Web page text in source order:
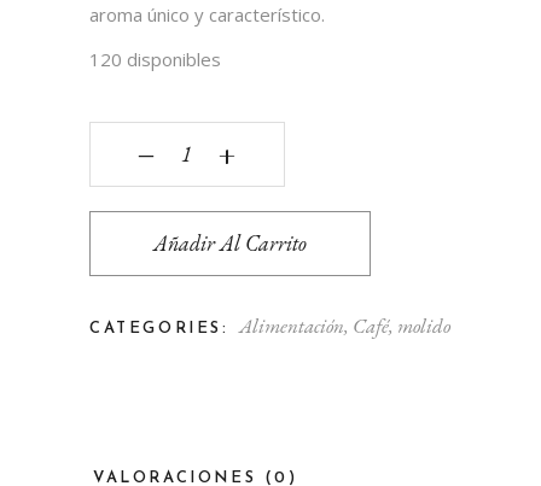
aroma único y característico.
120 disponibles
‒ +
Añadir Al Carrito
CATEGORIES: Alimentación, Café, molido
VALORACIONES (0)